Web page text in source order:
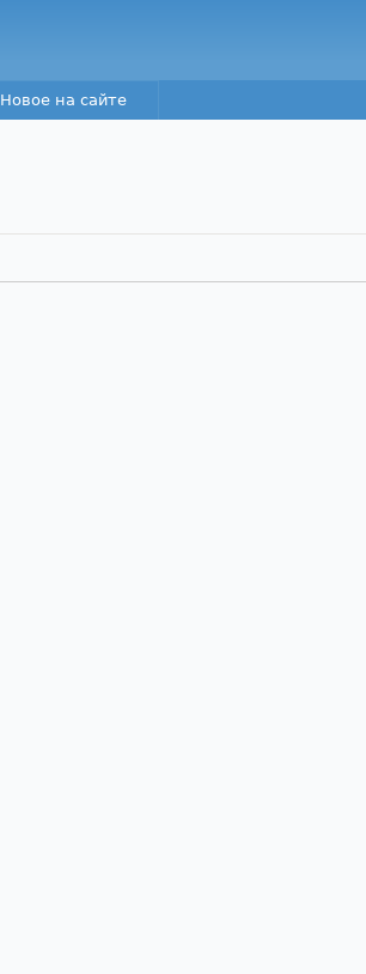
Новое на сайте